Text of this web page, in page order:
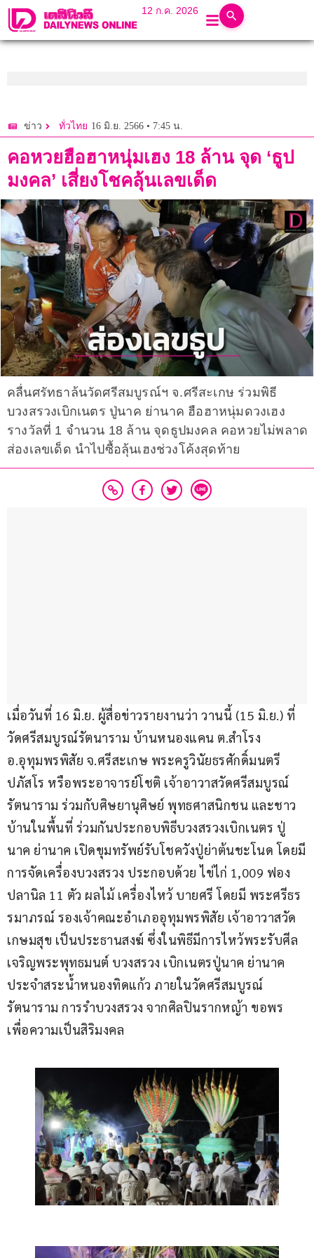
12 ก.ค. 2026
ข่าว ทั่วไทย 16 มิ.ย. 2566 • 7:45 น.
คอหวยฮือฮาหนุ่มเฮง 18 ล้าน จุด ‘ธูป
มงคล’ เสี่ยงโชคลุ้นเลขเด็ด
คลื่นศรัทธาล้นวัดศรีสมบูรณ์ฯ จ.ศรีสะเกษ ร่วมพิธี
บวงสรวงเบิกเนตร ปู่นาค ย่านาค ฮือฮาหนุ่มดวงเฮง
รางวัลที่ 1 จำนวน 18 ล้าน จุดธูปมงคล คอหวยไม่พลาด
ส่องเลขเด็ด นำไปซื้อลุ้นเฮงช่วงโค้งสุดท้าย
เมื่อวันที่ 16 มิ.ย. ผู้สื่อข่าวรายงานว่า วานนี้ (15 มิ.ย.) ที่
วัดศรีสมบูรณ์รัตนาราม บ้านหนองแคน ต.สำโรง
อ.อุทุมพรพิสัย จ.ศรีสะเกษ พระครูวินัยธรศักดิ์มนตรี
ปภัสโร หรือพระอาจารย์โชติ เจ้าอาวาสวัดศรีสมบูรณ์
รัตนาราม ร่วมกับศิษยานุศิษย์ พุทธศาสนิกชน และชาว
บ้านในพื้นที่ ร่วมกันประกอบพิธีบวงสรวงเบิกเนตร ปู่
นาค ย่านาค เปิดขุมทรัพย์รับโชควังปู่ย่าต้นชะโนด โดยมี
การจัดเครื่องบวงสรวง ประกอบด้วย ไข่ไก่ 1,009 ฟอง
ปลานิล 11 ตัว ผลไม้ เครื่องไหว้ บายศรี โดยมี พระศรีธร
รมาภรณ์ รองเจ้าคณะอำเภออุทุมพรพิสัย เจ้าอาวาสวัด
เกษมสุข เป็นประธานสงฆ์ ซึ่งในพิธีมีการไหว้พระรับศีล
เจริญพระพุทธมนต์ บวงสรวง เบิกเนตรปู่นาค ย่านาค
ประจำสระน้ำหนองทิดแก้ว ภายในวัดศรีสมบูรณ์
รัตนาราม การรำบวงสรวง จากศิลปินรากหญ้า ขอพร
เพื่อความเป็นสิริมงคล